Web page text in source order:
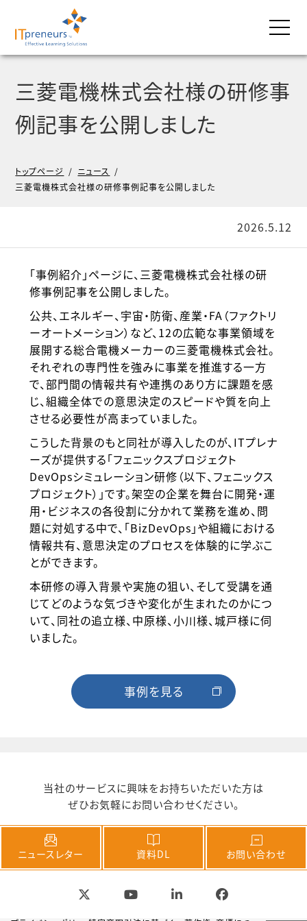
三菱電機株式会社様の研修事
例記事を公開しました
トップページ / ニュース
/
三菱電機株式会社様の研修事例記事を公開しました
2026.5.12
「事例紹介」ページに、三菱電機株式会社様の研
修事例記事を公開しました。
公共、エネルギー、宇宙・防衛、産業・FA（ファクトリ
ーオートメーション）など、12の広範な事業領域を
展開する総合電機メーカーの三菱電機株式会社。
それぞれの専門性を強みに事業を推進する一方
で、部門間の情報共有や連携のあり方に課題を感
じ、組織全体での意思決定のスピードや質を向上
させる必要性が高まっていました。
こうした背景のもと同社が導入したのが、ITプレナ
ーズが提供する「フェニックスプロジェクト
DevOpsシミュレーション研修（以下、フェニックス
プロジェクト）」です。架空の企業を舞台に開発・運
用・ビジネスの各役割に分かれて業務を進め、問
題に対処する中で、「BizDevOps」や組織における
情報共有、意思決定のプロセスを体験的に学ぶこ
とができます。
本研修の導入背景や実施の狙い、そして受講を通
じてどのような気づきや変化が生まれたのかにつ
いて、同社の追立様、中原様、小川様、城戸様に伺
いました。
事例を見る
当社のサービスに興味をお持ちいただいた方は
ぜひお気軽にお問い合わせください。
ニュースレター 資料DL お問い合わせ